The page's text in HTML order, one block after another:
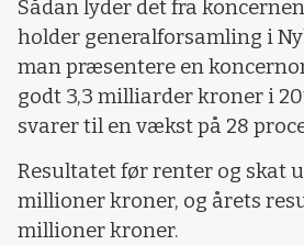
Sådan lyder det fra
holder generalforsamling i
man præsentere en
godt 3,3 milliarder kroner i
svarer til en vækst på 28
Resultatet før renter og skat
millioner kroner, og årets
millioner kroner.